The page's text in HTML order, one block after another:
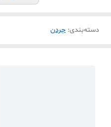
دسته‌بندی: جردن